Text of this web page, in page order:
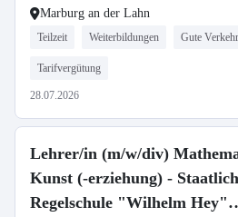
Marburg an der Lahn
Teilzeit Weiterbildungen Gute
Tarifvergütung
28.07.2026
Lehrer/in (m/w/div)
Kunst (-erziehung) -
Regelschule "Wilhelm Hey"